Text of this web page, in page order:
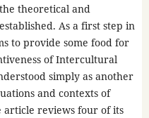
theoretical and
As a first step in
to provide some food for
of Intercultural
simply as another
and contexts of
article reviews four of its